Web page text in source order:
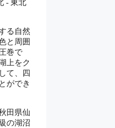
る自然
と周囲
巻で
上をク
て、四
ができ
田県仙
の湖沼